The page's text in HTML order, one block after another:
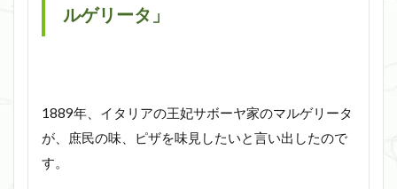
ルゲリータ」
1889年、イタリアの王妃サボーヤ家のマルゲリータ
が、庶民の味、ピザを味見したいと言い出したので
す。